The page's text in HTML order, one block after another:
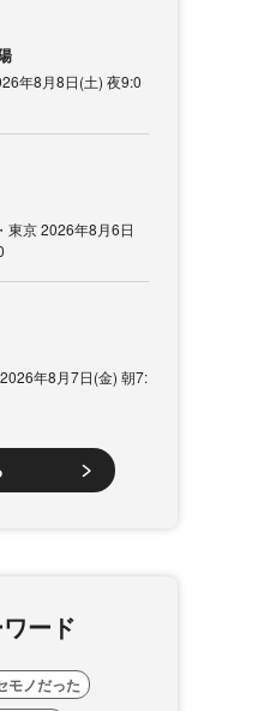
年8月8日(土) 夜9:0
東京 2026年8月6日
年8月7日(金) 朝7:
ード
モノだった